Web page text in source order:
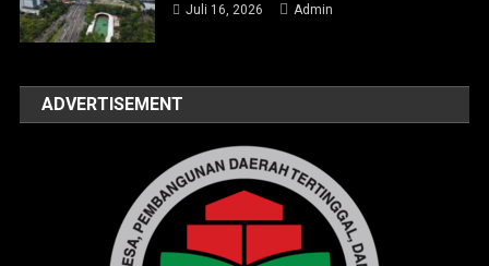
Juli 16, 2026 Admin
ADVERTISEMENT